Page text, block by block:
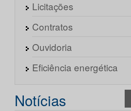
Licitações
Contratos
Ouvidoria
Eficiência energética
Notícias